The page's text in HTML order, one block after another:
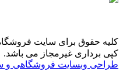
کلیه حقوق برای سایت
کپی برداری غیرمجاز می باشد.
طراحی وبسایت فروشگاهی و